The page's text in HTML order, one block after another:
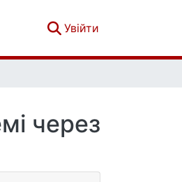
Увійти
через